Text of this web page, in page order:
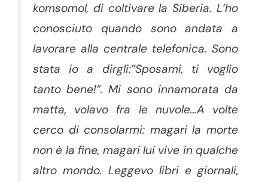
komsomol, di coltivare la Siberia. L’ho
conosciuto quando sono andata a
lavorare alla centrale telefonica. Sono
stata io a dirgli:”Sposami, ti voglio
tanto bene!”. Mi sono innamorata da
matta, volavo fra le nuvole…A volte
cerco di consolarmi: magari la morte
non è la fine, magari lui vive in qualche
altro mondo. Leggevo libri e giornali,